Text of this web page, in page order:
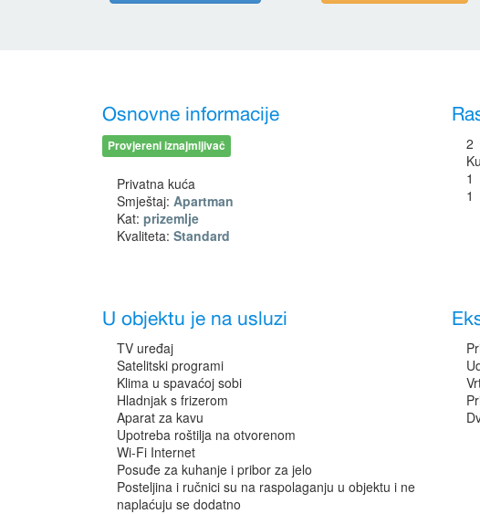
Osnovne informacije
Provjereni iznajmljivač
Privatna kuća
Smještaj: Apartman
Kat: prizemlje
Kvaliteta: Standard
2
1
1
U objektu je na usluzi
TV uređaj
Satelitski programi
Klima u spavaćoj sobi
Hladnjak s frizerom
Aparat za kavu
Upotreba roštilja na otvorenom
Wi-Fi Internet
Posuđe za kuhanje i pribor za jelo
Posteljina i ručnici su na raspolaganju u objektu i ne
naplaćuju se dodatno